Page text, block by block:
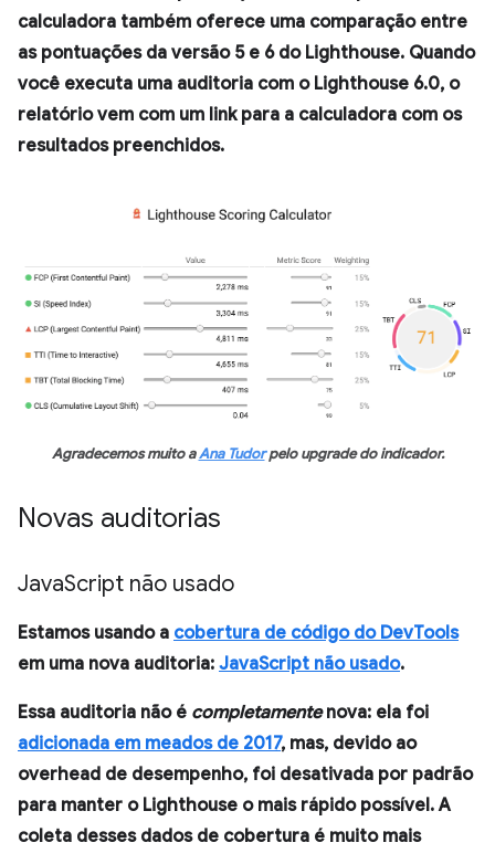
calculadora também oferece uma comparação entre
as pontuações da versão 5 e 6 do Lighthouse. Quando
você executa uma auditoria com o Lighthouse 6.0, o
relatório vem com um link para a calculadora com os
resultados preenchidos.
Agradecemos muito aAna Tudorpelo upgrade do indicador.
Novas auditorias
JavaScript não usado
Estamos usando a cobertura de código do DevTools
em uma nova auditoria: JavaScript não usado.
Essa auditoria não é completamentenova: ela foi
adicionada em meados de 2017, mas, devido ao
overhead de desempenho, foi desativada por padrão
para manter o Lighthouse o mais rápido possível. A
coleta desses dados de cobertura é muito mais